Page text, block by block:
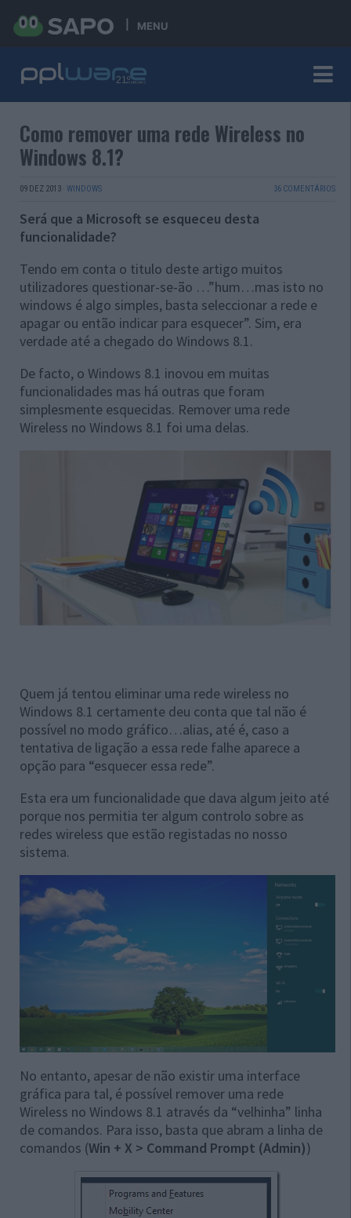
MENU
Como remover uma rede Wireless no
Windows 8.1?
09 DEZ 2013 · WINDOWS 36 COMENTÁRIOS
Será que a Microsoft se esqueceu desta
funcionalidade?
Tendo em conta o titulo deste artigo muitos
utilizadores questionar-se-ão …”hum…mas isto no
windows é algo simples, basta seleccionar a rede e
apagar ou então indicar para esquecer”. Sim, era
verdade até a chegado do Windows 8.1.
De facto, o Windows 8.1 inovou em muitas
funcionalidades mas há outras que foram
simplesmente esquecidas. Remover uma rede
Wireless no Windows 8.1 foi uma delas.
Quem já tentou eliminar uma rede wireless no
Windows 8.1 certamente deu conta que tal não é
possível no modo gráfico…alias, até é, caso a
tentativa de ligação a essa rede falhe aparece a
opção para “esquecer essa rede”.
Esta era um funcionalidade que dava algum jeito até
porque nos permitia ter algum controlo sobre as
redes wireless que estão registadas no nosso
sistema.
No entanto, apesar de não existir uma interface
gráfica para tal, é possível remover uma rede
Wireless no Windows 8.1 através da “velhinha” linha
de comandos. Para isso, basta que abram a linha de
comandos (Win + X > Command Prompt (Admin))